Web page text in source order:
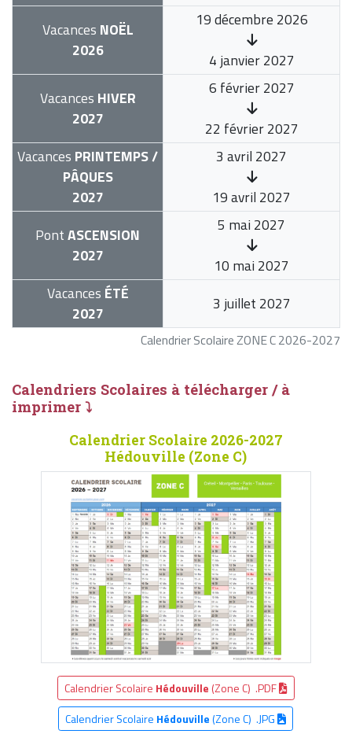
Calendrier Scolaire ZONE C 2026-2027
Vacances NOËL
2026
19 décembre 2026
4 janvier 2027
Vacances HIVER
2027
6 février 2027
22 février 2027
Vacances PRINTEMPS /
PÂQUES
2027
3 avril 2027
19 avril 2027
PontASCENSION
2027
5 mai 2027
10 mai 2027
Vacances ÉTÉ
2027
3 juillet 2027
Calendriers Scolaires à télécharger / à
imprimer ⤵
Calendrier Scolaire 2026-2027
Hédouville (Zone C)
Calendrier Scolaire Hédouville (Zone C) .PDF
Calendrier Scolaire Hédouville(Zone C) .JPG